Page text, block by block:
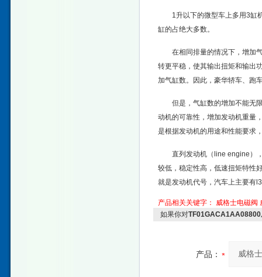
1升以下的微型车上多用3缸
缸的占绝大多数。
在相同排量的情况下，增加
转更平稳，使其输出扭矩和输出
加气缸数。因此，豪华轿车、跑
但是，气缸数的增加不能无
动机的可靠性，增加发动机重量
是根据发动机的用途和性能要求
直列发动机（line engine）
较低，稳定性高，低速扭矩特性
就是发动机代号，汽车上主要有
产品相关关键字： 威格士电磁阀
如果你对TF01GACA1AA08800
产品：